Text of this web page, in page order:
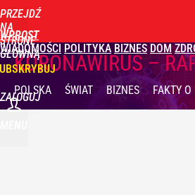
PRZEJDŹ
NA
STRONĘ
GŁÓWNĄ
WPROST
WIADOMOŚCI POLITYKA BIZNES DOM
ZALOGUJ
KORONAWIRUS –
POLSKA ŚWIAT BIZNES FAKTYO